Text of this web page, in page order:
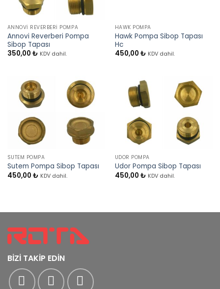
ANNOVI REVERBERI POMPA
Annovi Reverberi Pompa
Sibop Tapası
350,00 ₺ KDV dahil.
HAWK POMPA
Hawk Pompa Sibop Tapası
Hc
450,00 ₺ KDV dahil.
SUTEM POMPA
Sutem Pompa Sibop Tapası
450,00 ₺ KDV dahil.
UDOR POMPA
Udor Pompa Sibop Tapası
450,00 ₺ KDV dahil.
BİZİ TAKİP EDİN